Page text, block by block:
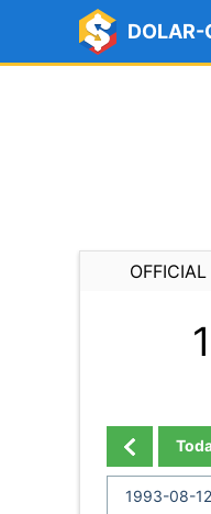
DOLAR-